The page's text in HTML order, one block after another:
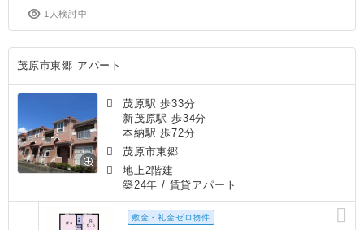
1人検討中
茂原市東郷 アパート
茂原駅 歩33分
新茂原駅 歩34分
本納駅 歩72分
茂原市東郷
地上2階建
築24年 / 賃貸アパート
敷金・礼金ゼロ物件